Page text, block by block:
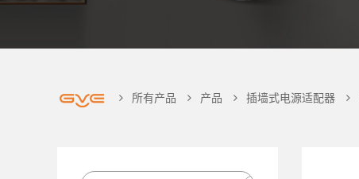
所有产品 产品 插墙式电源适配器